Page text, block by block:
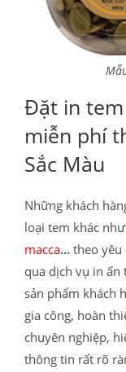
Đặt in
miễn phí
Sắc Màu
Những khách
loại tem khác như
macca… theo yêu
qua dịch vụ in ấn
sản phẩm khách
gia công, hoàn
chuyên nghiệp,
thông tin rất rõ